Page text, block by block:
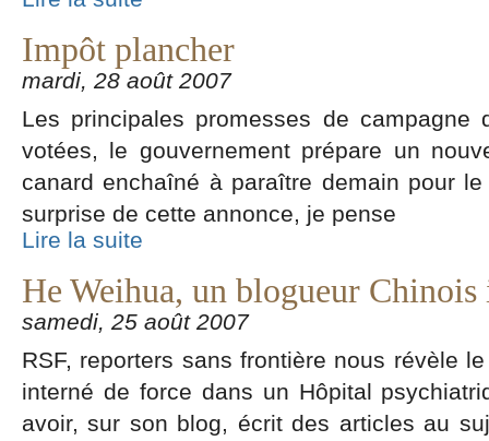
Impôt plancher
mardi, 28 août 2007
Les principales promesses de campagne
votées, le gouvernement prépare un
canard enchaîné à paraître demain pour
surprise de cette annonce, je pense
Lire la suite
He Weihua, un blogueur
samedi, 25 août 2007
RSF, reporters sans frontière nous révèle
interné de force dans un Hôpital
avoir, sur son blog, écrit des articles au